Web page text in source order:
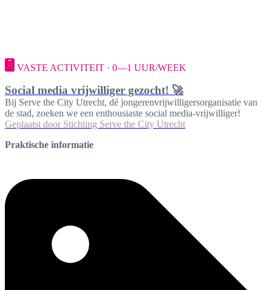
VASTE ACTIVITEIT · 0—1 UUR/WEEK
Social media vrijwilliger gezocht! 🚀
Bij Serve the City Utrecht, dé jongerenvrijwilligersorganisatie van
de stad, zoeken we een enthousiaste social media-vrijwilliger!
Geplaatst door Stichting Serve the City Utrecht
Praktische informatie